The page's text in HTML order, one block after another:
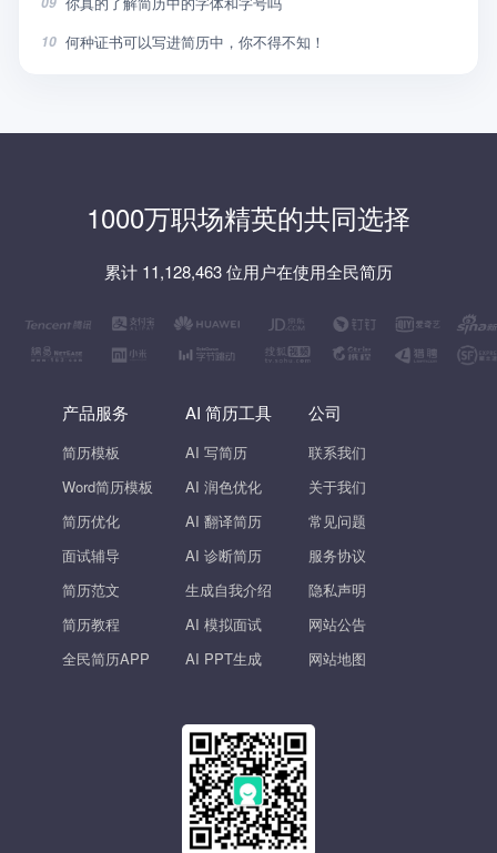
10 何种证书可以写进简历中，你不得不知！
1000万职场精英的共同选择
累计 11,128,463 位用户在使用全民简历
产品服务
简历模板
Word简历模板
简历优化
面试辅导
简历范文
简历教程
全民简历APP
AI 简历工具
AI 写简历
AI 润色优化
AI 翻译简历
AI 诊断简历
生成自我介绍
AI 模拟面试
AI PPT生成
公司
联系我们
关于我们
常见问题
服务协议
隐私声明
网站公告
网站地图